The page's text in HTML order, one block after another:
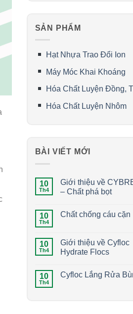
SẢN PHẨM
Hạt Nhựa Trao Đổi Ion
Máy Móc Khai Khoáng
Hóa Chất Luyện Đồng,
Hóa Chất Luyện Nhôm
BÀI VIẾT MỚI
10
Th4
Giới thiệu về
– Chất phá bọt
10
Th4
Chất chống cáu cặn
10
Th4
Giới thiệu về Cyfloc
Hydrate Flocs
10
Th4
Cyfloc Lắng Rửa